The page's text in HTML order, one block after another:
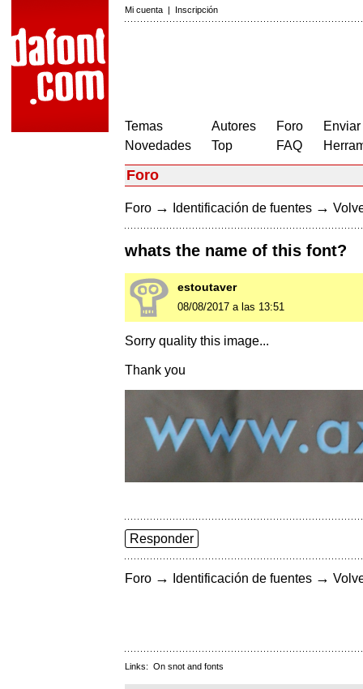
Mi cuenta | Inscripción
Temas
Novedades
Autores
Top
Foro
FAQ
Foro
Foro → Identificación de fuentes →
whats the name of this font?
estoutaver
08/08/2017 a las 13:51
Sorry quality this image...
Thank you
Responder
Foro → Identificación de fuentes →
Links: On snot and fonts